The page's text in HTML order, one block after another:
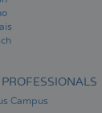
Campus